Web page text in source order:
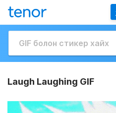
Laugh Laughing GIF